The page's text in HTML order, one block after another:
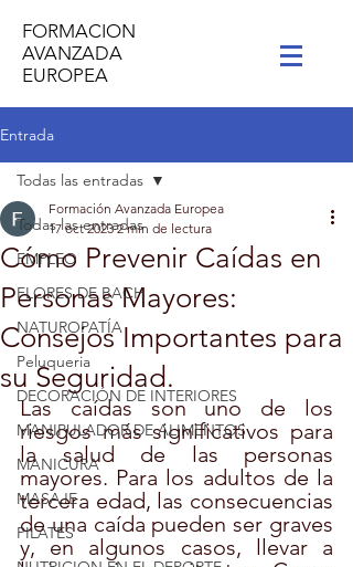
FORMACION
AVANZADA
EUROPEA
Entrada
Todas las entradas
EMPLEO
FLORES DE BACH
NATUROPATÍA
Peluqueria
DECORACIÓN DE INTERIORES
MANIPULADOR DE ALIMENTOS
MANICURA
MASAJE
PILATES
Todas las entradas
Cómo Prevenir Caídas en
Personas Mayores:
Consejos Importantes para
su Seguridad.
Formación Avanzada Europea
17 oct 2023 2 min de lectura
Las caídas son uno de los
riesgos más significativos para
la salud de las personas
mayores. Para los adultos de la
tercera edad, las consecuencias
de una caída pueden ser graves
y, en algunos casos, llevar a